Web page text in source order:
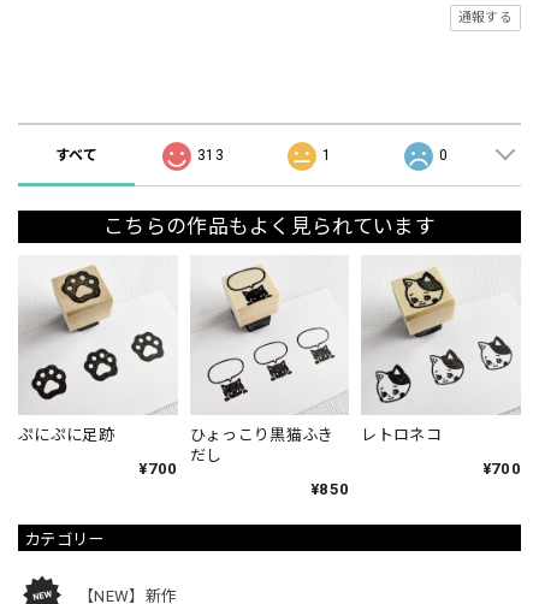
カテゴリー
【NEW】新作
通報する
すべて 313 1 0
こちらの作品もよく見られています
ぷにぷに足跡
¥700
ひょっこり黒猫ふき
だし
¥850
レトロネコ
¥700